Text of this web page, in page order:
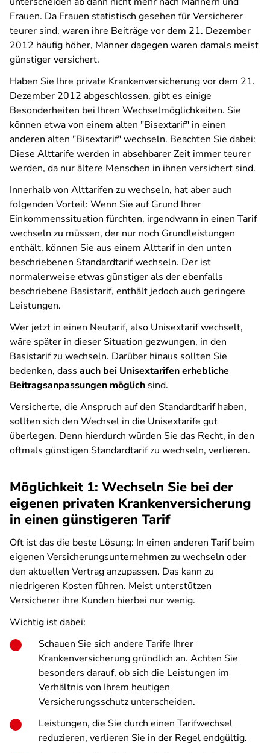
Frauen. Da Frauen statistisch gesehen für Versicherer
teurer sind, waren ihre Beiträge vor dem 21. Dezember
2012 häufig höher, Männer dagegen waren damals meist
günstiger versichert.
Haben Sie Ihre private Krankenversicherung vor dem 21.
Dezember 2012 abgeschlossen, gibt es einige
Besonderheiten bei Ihren Wechselmöglichkeiten. Sie
können etwa von einem alten "Bisextarif" in einen
anderen alten "Bisextarif" wechseln. Beachten Sie dabei:
Diese Alttarife werden in absehbarer Zeit immer teurer
werden, da nur ältere Menschen in ihnen versichert sind.
Innerhalb von Alttarifen zu wechseln, hat aber auch
folgenden Vorteil: Wenn Sie auf Grund Ihrer
Einkommenssituation fürchten, irgendwann in einen Tarif
wechseln zu müssen, der nur noch Grundleistungen
enthält, können Sie aus einem Alttarif in den unten
beschriebenen Standardtarif wechseln. Der ist
normalerweise etwas günstiger als der ebenfalls
beschriebene Basistarif, enthält jedoch auch geringere
Leistungen.
Wer jetzt in einen Neutarif, also Unisextarif wechselt,
wäre später in dieser Situation gezwungen, in den
Basistarif zu wechseln. Darüber hinaus sollten Sie
bedenken, dass auch bei Unisextarifen erhebliche
Beitragsanpassungen möglich sind.
Versicherte, die Anspruch auf den Standardtarif haben,
sollten sich den Wechsel in die Unisextarife gut
überlegen. Denn hierdurch würden Sie das Recht, in den
oftmals günstigen Standardtarif zu wechseln, verlieren.
Möglichkeit 1: Wechseln Sie bei der
eigenen privaten Krankenversicherung
in einen günstigeren Tarif
Oft ist das die beste Lösung: In einen anderen Tarif beim
eigenen Versicherungsunternehmen zu wechseln oder
den aktuellen Vertrag anzupassen. Das kann zu
niedrigeren Kosten führen. Meist unterstützen
Versicherer ihre Kunden hierbei nur wenig.
Wichtig ist dabei:
Schauen Sie sich andere Tarife Ihrer
Krankenversicherung gründlich an. Achten Sie
besonders darauf, ob sich die Leistungen im
Verhältnis von Ihrem heutigen
Versicherungsschutz unterscheiden.
Leistungen, die Sie durch einen Tarifwechsel
reduzieren, verlieren Sie in der Regel endgültig.